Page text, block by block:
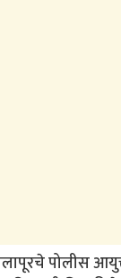
पोलीस